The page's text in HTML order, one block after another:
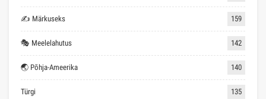
✍ Märkuseks 159
🎭 Meelelahutus 142
🌏 Põhja-Ameerika 140
Türgi 135